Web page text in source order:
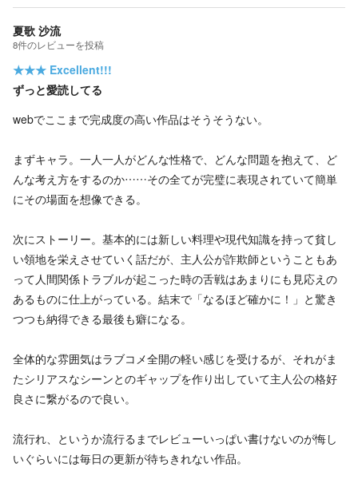
夏歌 沙流
8件のレビューを投稿
★★★ Excellent!!!
ずっと愛読してる
webでここまで完成度の高い作品はそうそうない。
まずキャラ。一人一人がどんな性格で、どんな問題を抱えて、ど
んな考え方をするのか……その全てが完璧に表現されていて簡単
にその場面を想像できる。
次にストーリー。基本的には新しい料理や現代知識を持って貧し
い領地を栄えさせていく話だが、主人公が詐欺師ということもあ
って人間関係トラブルが起こった時の舌戦はあまりにも見応えの
あるものに仕上がっている。結末で「なるほど確かに！」と驚き
つつも納得できる最後も癖になる。
全体的な雰囲気はラブコメ全開の軽い感じを受けるが、それがま
たシリアスなシーンとのギャップを作り出していて主人公の格好
良さに繋がるので良い。
流行れ、というか流行るまでレビューいっぱい書けないのが悔し
いぐらいには毎日の更新が待ちきれない作品。